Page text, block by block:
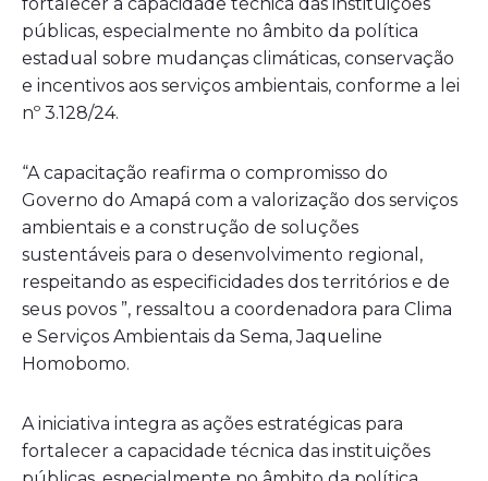
públicas, especialmente no âmbito da política
estadual sobre mudanças climáticas, conservação
e incentivos aos serviços ambientais, conforme a lei
nº 3.128/24.
“A capacitação reafirma o compromisso do
Governo do Amapá com a valorização dos serviços
ambientais e a construção de soluções
sustentáveis para o desenvolvimento regional,
respeitando as especificidades dos territórios e de
seus povos ”, ressaltou a coordenadora para Clima
e Serviços Ambientais da Sema, Jaqueline
Homobomo.
A iniciativa integra as ações estratégicas para
fortalecer a capacidade técnica das instituições